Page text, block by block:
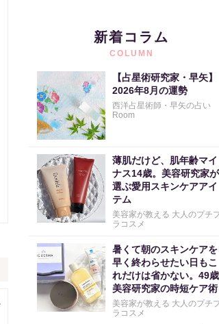
新着コラム
COLUMN
【占星術研究家・早矢】
2026年8月の運勢
西洋占星術師・早矢の占い
Room
薄肌だけど、肌年齢マイ
ナス14歳。美容研究家が
選ぶ愛用スキンケアアイ
テム
美容家が教える 大人のプチ
ラコスメ
暑くて朝のスキンケアを
早く終わらせたい日もこ
れだけは省かない。49歳
美容研究家の時短ケア術
美容家が教える 大人のプチ
ラコスメ